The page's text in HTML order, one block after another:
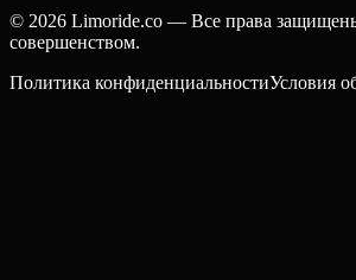
© 2026 Limoride.co — Все права
совершенством.
Политика конфиденциальностиУсловия